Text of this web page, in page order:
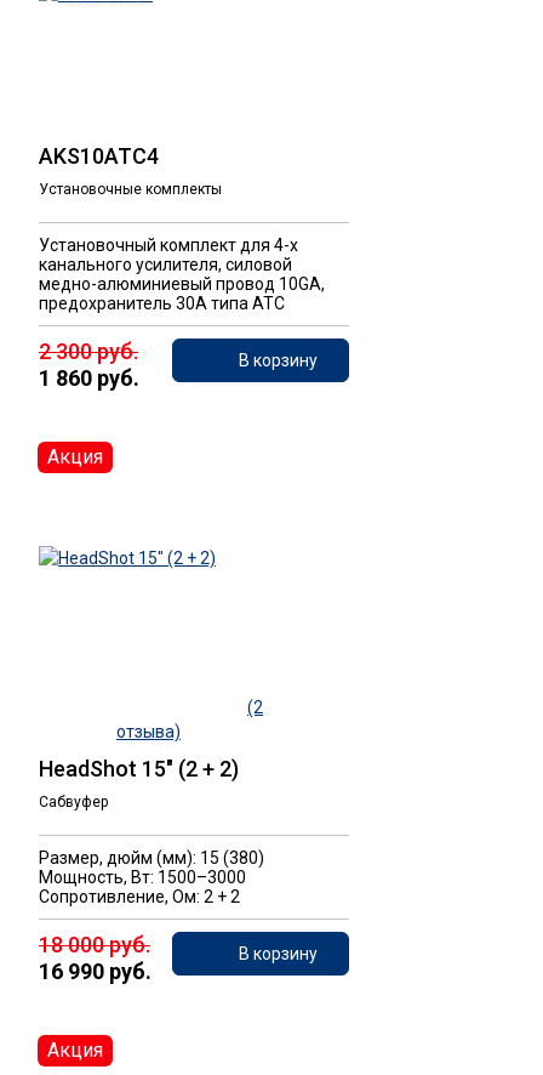
AKS10ATC4
Установочные комплекты
Установочный комплект для 4-х
канального усилителя, силовой
медно-алюминиевый провод 10GA,
предохранитель 30А типа ATC
2 300 руб.
1 860 руб.
В корзину
(2
отзыва)
HeadShot 15" (2 + 2)
Сабвуфер
Размер, дюйм (мм): 15 (380)
Мощность, Вт: 1500–3000
Сопротивление, Ом: 2 + 2
18 000 руб.
16 990 руб.
В корзину
Акция
Акция